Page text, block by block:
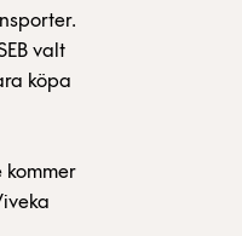
valt
köpa